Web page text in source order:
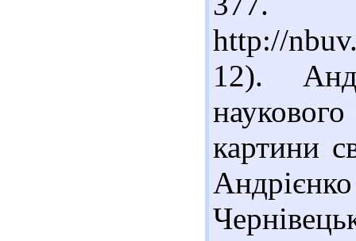
http://
12).
картини